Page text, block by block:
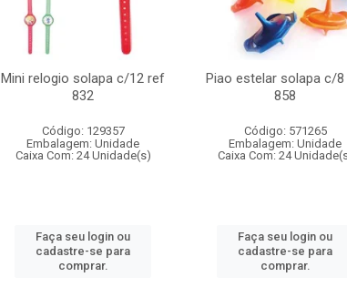
Mini relogio solapa c/12 ref
832
Código: 129357
Embalagem: Unidade
Caixa Com: 24 Unidade(s)
Faça seu login ou
cadastre-se para
comprar.
Piao estelar solapa c/
858
Código: 571265
Embalagem: Unidade
Caixa Com: 24
Faça seu login ou
cadastre-se para
comprar.